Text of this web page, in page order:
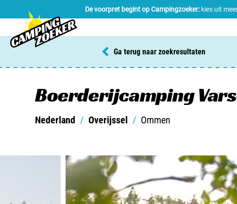
De voorpret begint op Campingzoeker: kies uit
Ga terug naar zoekresultaten
Boerderijcamping
Nederland / Overijssel / Ommen